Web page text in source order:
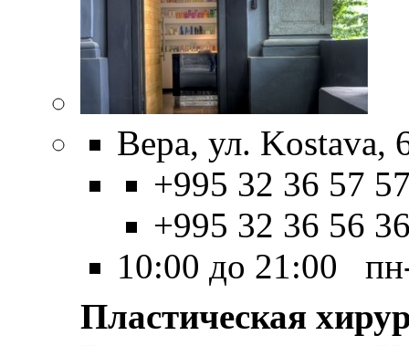
Вера, ул. Kostava,
+995 32 36 57
+995 32 36 56
10:00 до 21:00
Пластическая